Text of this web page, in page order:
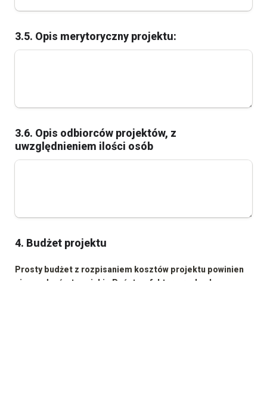
3.5. Opis merytoryczny projektu:
3.6. Opis odbiorców projektów, z
uwzględnieniem ilości osób
4. Budżet projektu
Prosty budżet z rozpisaniem kosztów projektu powinien
się zgadzać z tym, jakie Państwo faktury, rachunku